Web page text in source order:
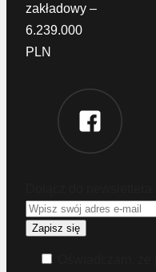
zakładowy –
6.239.000
PLN